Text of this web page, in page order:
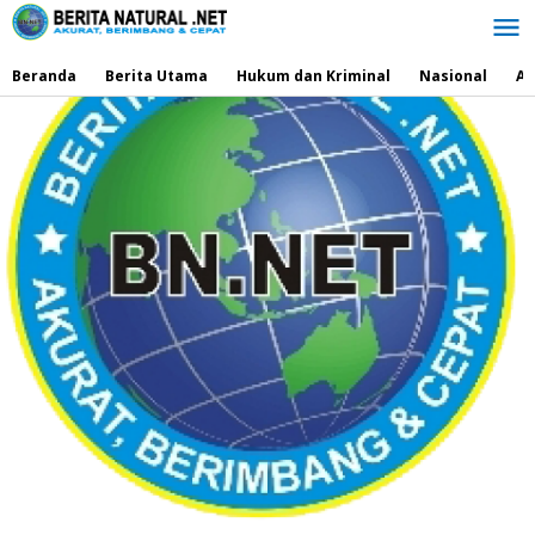
Lewati
ke
Beranda
Berita Utama Hukum dan Kriminal Nasional